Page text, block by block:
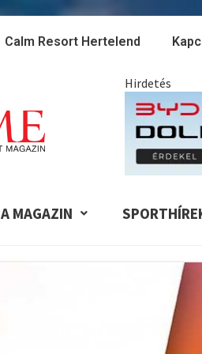
Calm Resort Hertelend
Hirdetés
A MAGAZIN